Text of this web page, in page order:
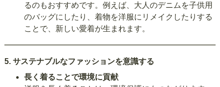
るのもおすすめです。例えば、大人のデニムを子供用
のバッグにしたり、着物を洋服にリメイクしたりする
ことで、新しい愛着が生まれます。
5. サステナブルなファッションを意識する
長く着ることで環境に貢献